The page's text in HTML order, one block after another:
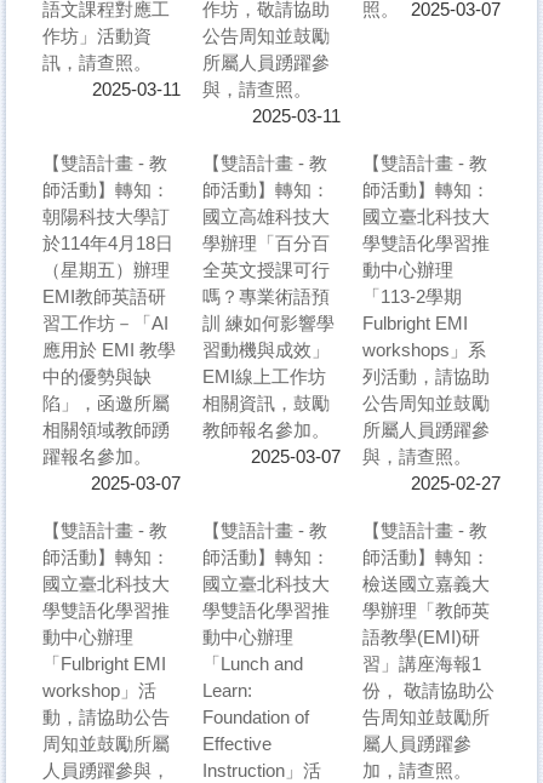
語文課程對應工
作坊」活動資
訊，請查照。
2025-03-11
作坊，敬請協助
公告周知並鼓勵
所屬人員踴躍參
與，請查照。
2025-03-11
照。
2025-03-07
【雙語計畫 - 教
師活動】轉知：
朝陽科技大學訂
於114年4月18日
（星期五）辦理
EMI教師英語研
習工作坊－「AI
應用於 EMI 教學
中的優勢與缺
陷」，函邀所屬
相關領域教師踴
躍報名參加。
2025-03-07
【雙語計畫 - 教
師活動】轉知：
國立高雄科技大
學辦理「百分百
全英文授課可行
嗎？專業術語預
訓 練如何影響學
習動機與成效」
EMI線上工作坊
相關資訊，鼓勵
教師報名參加。
2025-03-07
【雙語計畫 - 教
師活動】轉知：
國立臺北科技大
學雙語化學習推
動中心辦理
「113-2學期
Fulbright EMI
workshops」系
列活動，請協助
公告周知並鼓勵
所屬人員踴躍參
與，請查照。
2025-02-27
【雙語計畫 - 教
師活動】轉知：
國立臺北科技大
學雙語化學習推
動中心辦理
「Fulbright EMI
workshop」活
動，請協助公告
周知並鼓勵所屬
人員踴躍參與，
【雙語計畫 - 教
師活動】轉知：
國立臺北科技大
學雙語化學習推
動中心辦理
「Lunch and
Learn:
Foundation of
Effective
Instruction」活
【雙語計畫 - 教
師活動】轉知：
檢送國立嘉義大
學辦理「教師英
語教學(EMI)研
習」講座海報1
份， 敬請協助公
告周知並鼓勵所
屬人員踴躍參
加，請查照。